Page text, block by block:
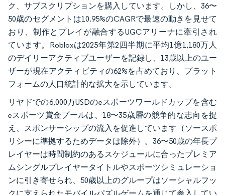
ク、サブスクリプションを購入しています。しかし、36〜
50歳のセグメントは10.95%のCAGRで最速の動きを見せて
おり、制作とプレイが融合するUGCアリーナに牽引され
ています。Robloxは2025年第2四半期に平均1億1,180万人
のデイリーアクティブユーザーを記録し、13歳以上のユー
ザーが現在アクティビティの62%を占めており、プラット
フォームの人口統計的な拡大を示しています。
リヤドでの6,000万USDのeスポーツワールドカップを含む
eスポーツ賞金プールは、18〜35歳層の競争的な志向を捉
え、スポンサーシップの流入を促進しています（ソースポ
リシーに準拠するためデータは除外）。36〜50歳の年長プ
レイヤーは時間制約のあるスケジュールに合ったプレミア
ムシングルプレイヤータイトルやスポーツシミュレーショ
ンに引き寄せられ、50歳以上のグループはソーシャルフッ